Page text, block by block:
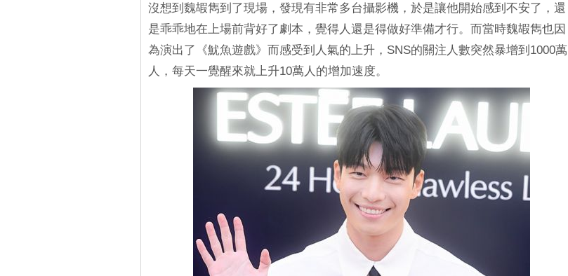
沒想到魏嘏雋到了現場，發現有非常多台攝影機，於是讓他開始感到不安了，還
是乖乖地在上場前背好了劇本，覺得人還是得做好準備才行。而當時魏嘏雋也因
為演出了《魷魚遊戲》而感受到人氣的上升，SNS的關注人數突然暴增到1000萬
人，每天一覺醒來就上升10萬人的增加速度。